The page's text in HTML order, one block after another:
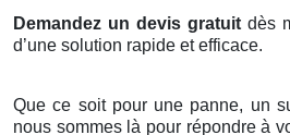
Demandez un devis gratuit dès
d’une solution rapide et efficace.
Que ce soit pour une panne, un
nous sommes là pour répondre à